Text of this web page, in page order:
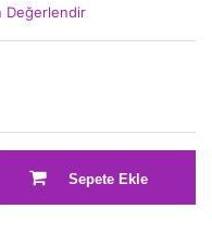
Değerlendir
Sepete Ekle